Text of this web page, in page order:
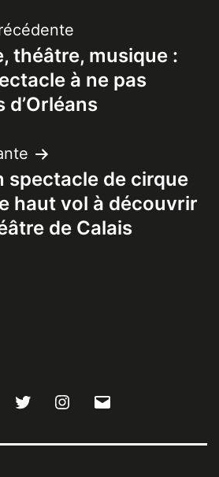
théâtre, musique :
à ne pas
d’Orléans
spectacle de cirque
haut vol à découvrir
de Calais
FacebookTwitter Instagram